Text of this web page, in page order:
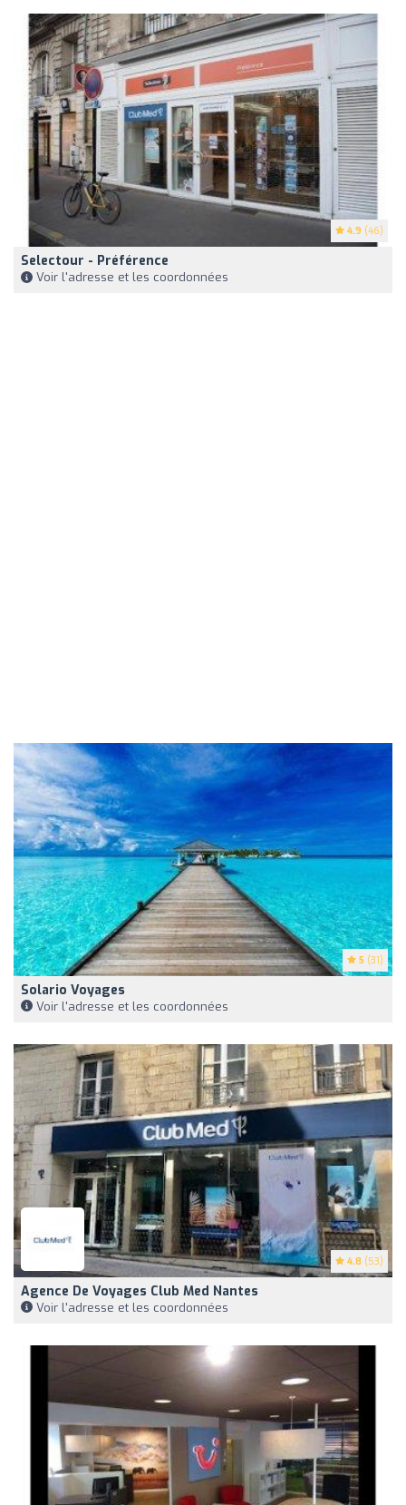
4.9 (46)
Selectour - Préférence
Voir l'adresse et les coordonnées
5 (31)
Solario Voyages
Voir l'adresse et les coordonnées
4.8 (53)
Agence De Voyages Club Med Nantes
Voir l'adresse et les coordonnées